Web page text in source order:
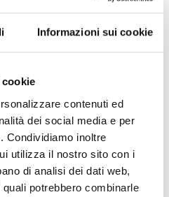
Informazioni sui cookie
contenuti ed
dei social media e per
Condividiamo inoltre
utilizza il nostro sito con i
di analisi dei dati web,
potrebbero combinarle